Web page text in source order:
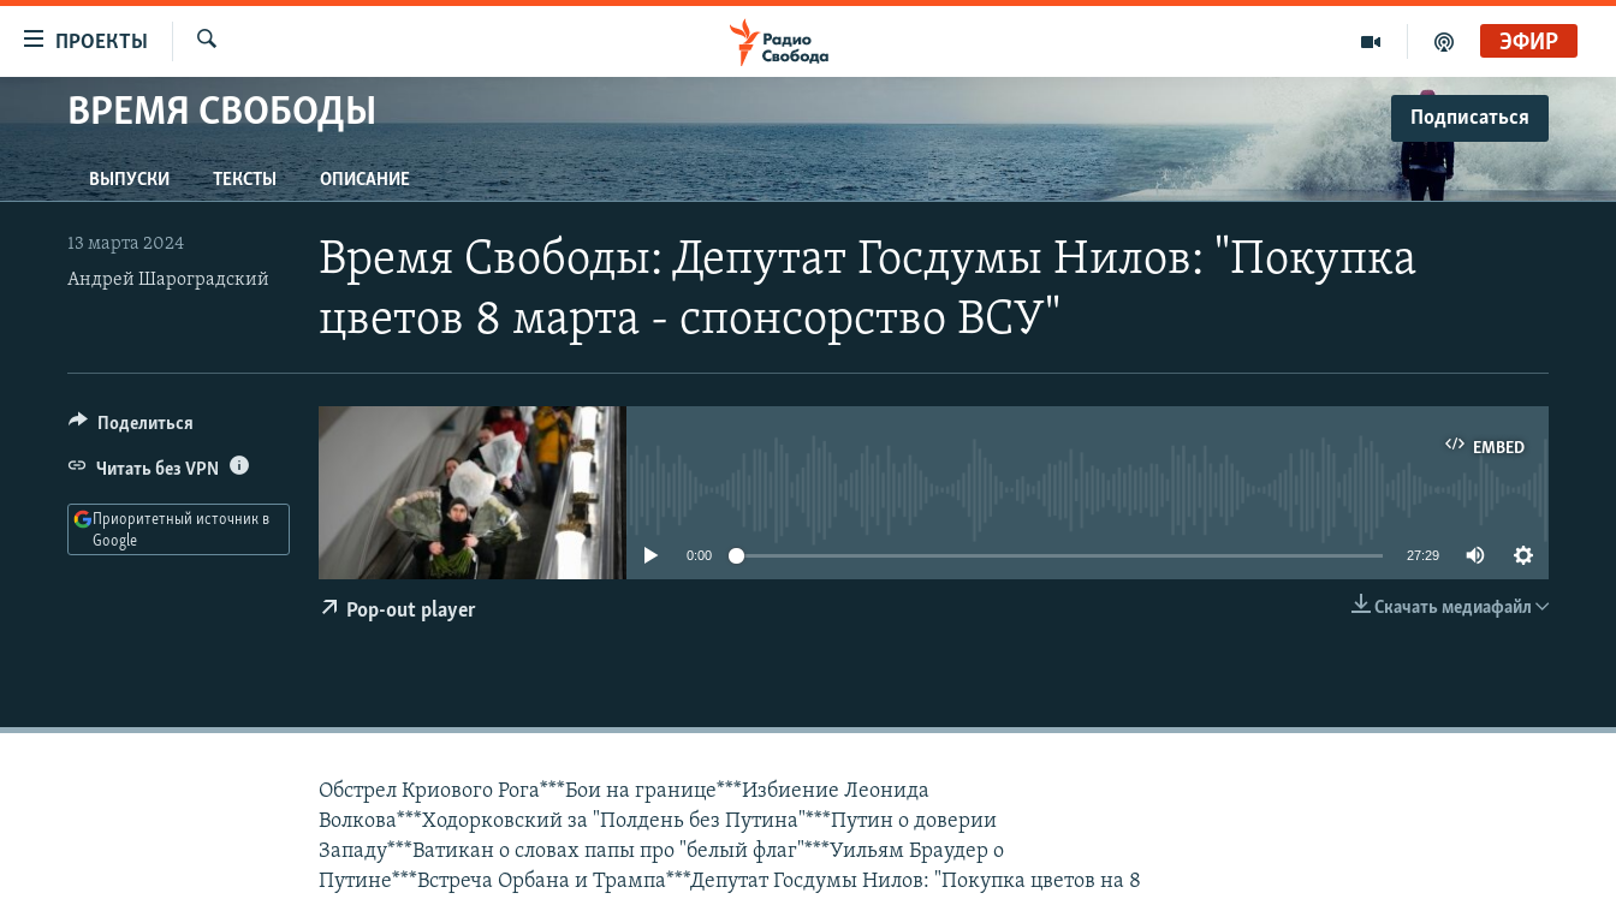
упрощенного
Вернуться
к
основному
содержанию
Вернутся
ПРОЕКТЫ
ПРОГРАММЫ
ПОДКАСТЫ
АВТОРСКИЕ ПРОЕКТЫ
ЦИТАТЫ СВОБОДЫ
МНЕНИЯ
IDEL.РЕАЛИИ
КАВКАЗ.РЕАЛИИ
СЕВЕР.РЕАЛИИ
СИБИРЬ.РЕАЛИИ
РАСПИСАНИЕ ВЕЩАНИЯ
ЭФИР
ВРЕМЯ СВОБОДЫ Подписаться
Apple Podcasts
Подписаться
ВЫПУСКИ ТЕКСТЫ ОПИСАНИЕ
Время Свободы: Депутат Госдумы Нилов: "Покупка
цветов 8 марта - спонсорство ВСУ"
13 марта 2024
Андрей Шароградский
EMBED
EMBED
0:00 27:29
Скачать медиафайл
Pop-out player
Поделиться
Читать без VPN
Приоритетный источник в
Google
Обстрел Криового Рога***Бои на границе***Избиение Леонида
Волкова***Ходорковский за "Полдень без Путина"***Путин о доверии
Западу***Ватикан о словах папы про "белый флаг"***Уильям Браудер о
Путине***Встреча Орбана и Трампа***Депутат Госдумы Нилов: "Покупка цветов на 8